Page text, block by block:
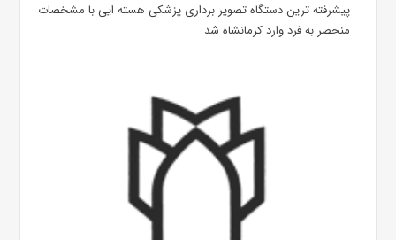
پیشرفته ترین دستگاه تصویر برداری پزشکی هسته ایی با مشخصات
منحصر به فرد وارد کرمانشاه شد